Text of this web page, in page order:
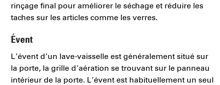
rinçage final pour améliorer le séchage et réduire les
taches sur les articles comme les verres.
Évent
L’évent d’un lave-vaisselle est généralement situé sur
la porte, la grille d’aération se trouvant sur le panneau
intérieur de la porte. L’évent est habituellement un seul